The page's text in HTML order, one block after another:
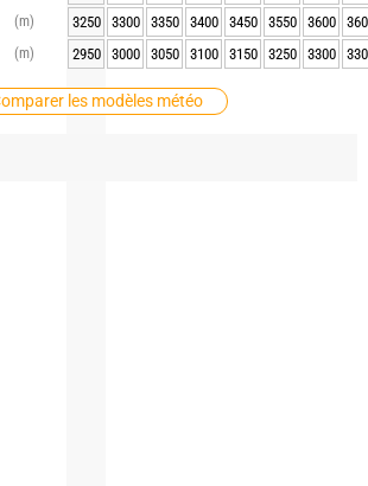
(m)
(m)
les modèles météo
3250
3300 3350 3400 3450 3550 3600
2950
3000 3050 3100 3150 3250 3300